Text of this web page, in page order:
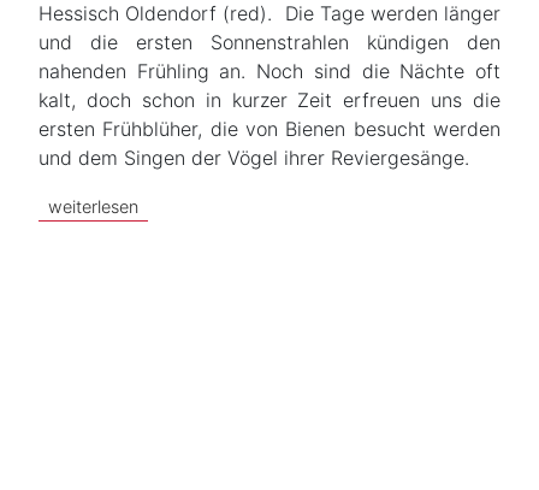
Hessisch Oldendorf (red). Die Tage werden länger
und die ersten Sonnenstrahlen kündigen den
nahenden Frühling an. Noch sind die Nächte oft
kalt, doch schon in kurzer Zeit erfreuen uns die
ersten Frühblüher, die von Bienen besucht werden
und dem Singen der Vögel ihrer Reviergesänge.
weiterlesen